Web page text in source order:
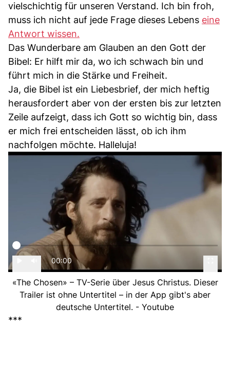
vielschichtig für unseren Verstand. Ich bin froh,
muss ich nicht auf jede Frage dieses Lebens eine
Antwort wissen.
Das Wunderbare am Glauben an den Gott der
Bibel: Er hilft mir da, wo ich schwach bin und
führt mich in die Stärke und Freiheit.
Ja, die Bibel ist ein Liebesbrief, der mich heftig
herausfordert aber von der ersten bis zur letzten
Zeile aufzeigt, dass ich Gott so wichtig bin, dass
er mich frei entscheiden lässt, ob ich ihm
nachfolgen möchte. Halleluja!
00:00
«The Chosen» – TV-Serie über Jesus Christus. Dieser
Trailer ist ohne Untertitel – in der App gibt's aber
deutsche Untertitel. - Youtube
***